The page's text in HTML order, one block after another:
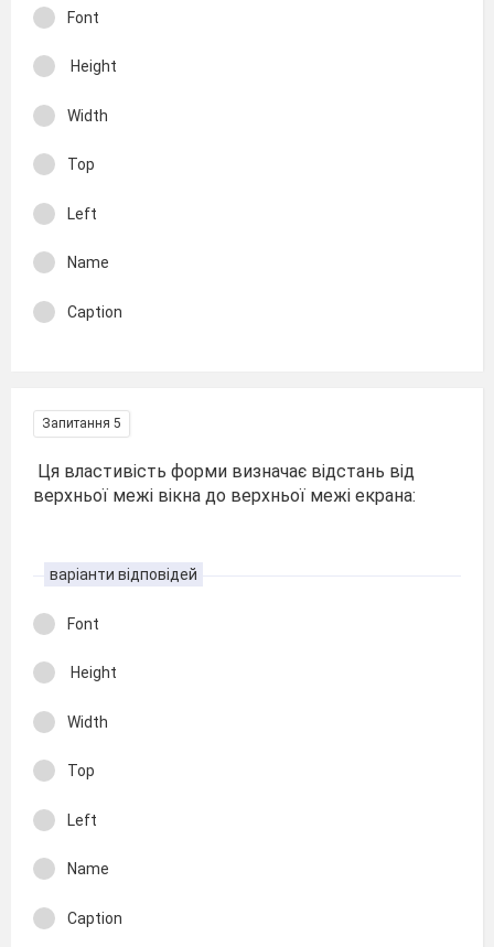
Font
Height
Width
Top
Left
Name
Caption
Запитання 5
Ця властивість форми визначає відстань від
верхньої межі вікна до верхньої межі екрана:
варіанти відповідей
Font
Height
Width
Top
Left
Name
Caption